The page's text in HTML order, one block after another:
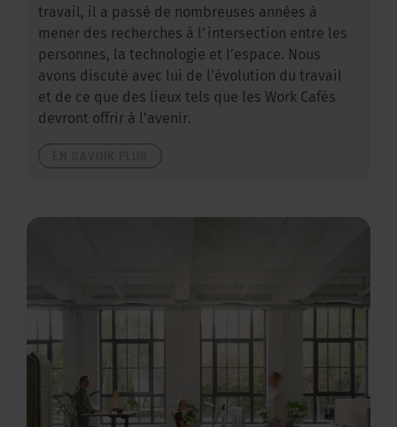
travail, il a passé de nombreuses années à
mener des recherches à l’intersection entre les
personnes, la technologie et l’espace. Nous
avons discuté avec lui de l’évolution du travail
et de ce que des lieux tels que les Work Cafés
devront offrir à l’avenir.